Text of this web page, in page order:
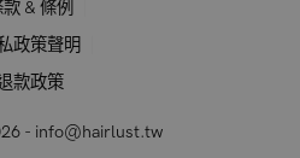
- info@hairlust.tw
& 條例
政策聲明
款政策